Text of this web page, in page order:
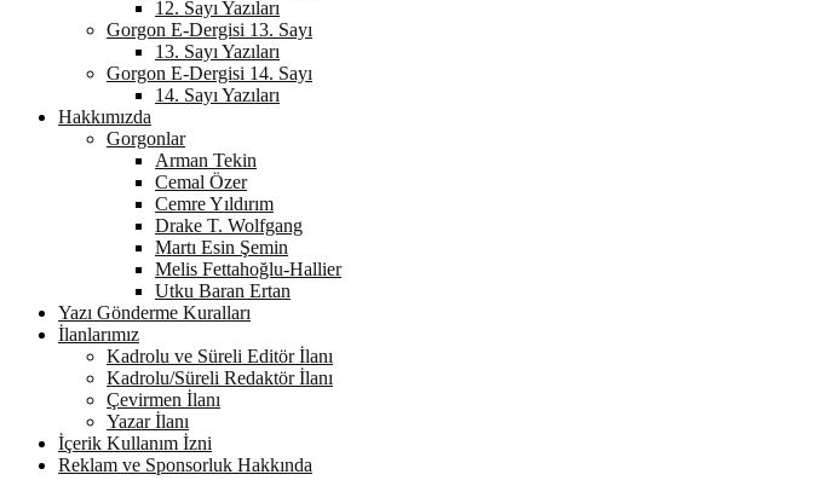
12. Sayı Yazıları
Gorgon E-Dergisi 13. Sayı
13. Sayı Yazıları
Gorgon E-Dergisi 14. Sayı
14. Sayı Yazıları
Hakkımızda
Gorgonlar
Arman Tekin
Cemal Özer
Cemre Yıldırım
Drake T. Wolfgang
Martı Esin Şemin
Melis Fettahoğlu-Hallier
Utku Baran Ertan
Yazı Gönderme Kuralları
İlanlarımız
Kadrolu ve Süreli Editör İlanı
Kadrolu/Süreli Redaktör İlanı
Çevirmen İlanı
Yazar İlanı
İçerik Kullanım İzni
Reklam ve Sponsorluk Hakkında